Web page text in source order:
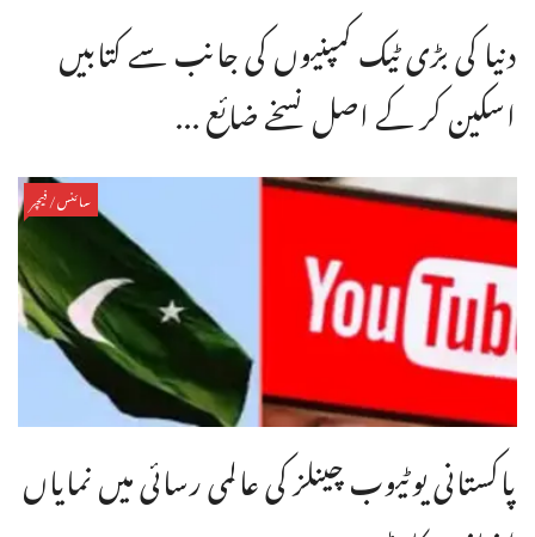
دنیا کی بڑی ٹیک کمپنیوں کی جانب سے کتابیں
اسکین کر کے اصل نسخے ضائع ...
سائنس/فیچر
پاکستانی یوٹیوب چینلز کی عالمی رسائی میں نمایاں